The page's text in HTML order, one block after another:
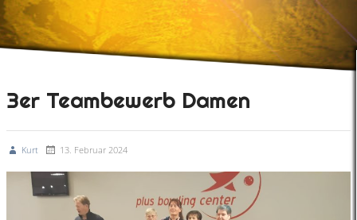
3er Teambewerb Damen
Kurt 13. Februar 2024